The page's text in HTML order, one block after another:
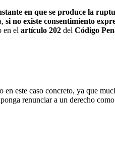
en que se produce la
si no existe consentimiento
en el artículo 202 del Código
este caso concreto, ya que
renunciar a un derecho